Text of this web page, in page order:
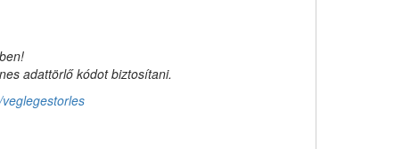
adattörlő kódot biztosítani.